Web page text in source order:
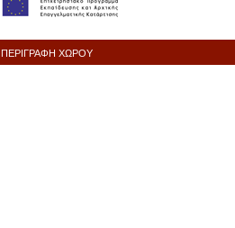
ΠΕΡΙΓΡΑΦΉ ΧΏΡΟΥ